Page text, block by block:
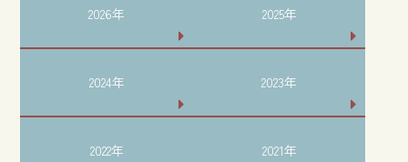
2026年 2025年
2024年 2023年
2022年 2021年